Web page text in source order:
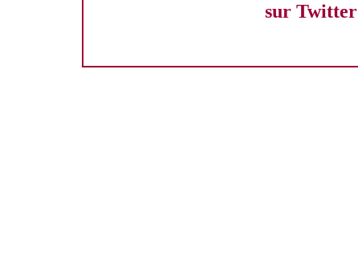
sur Twitter